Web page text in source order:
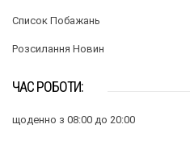
Список Побажань
Розсилання Новин
ЧАС РОБОТИ:
щоденно з 08:00 до 20:00